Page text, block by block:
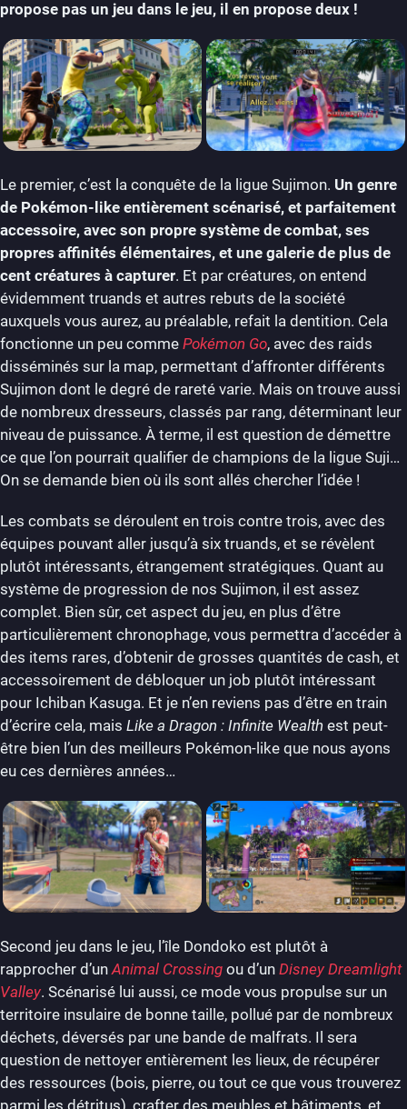
propose pas un jeu dans le jeu, il en propose deux !
Le premier, c’est la conquête de la ligue Sujimon. Un genre
de Pokémon-like entièrement scénarisé, et parfaitement
accessoire, avec son propre système de combat, ses
propres affinités élémentaires, et une galerie de plus de
cent créatures à capturer. Et par créatures, on entend
évidemment truands et autres rebuts de la société
auxquels vous aurez, au préalable, refait la dentition. Cela
fonctionne un peu comme Pokémon Go, avec des raids
disséminés sur la map, permettant d’affronter différents
Sujimon dont le degré de rareté varie. Mais on trouve aussi
de nombreux dresseurs, classés par rang, déterminant leur
niveau de puissance. À terme, il est question de démettre
ce que l’on pourrait qualifier de champions de la ligue Suji…
On se demande bien où ils sont allés chercher l’idée !
Les combats se déroulent en trois contre trois, avec des
équipes pouvant aller jusqu’à six truands, et se révèlent
plutôt intéressants, étrangement stratégiques. Quant au
système de progression de nos Sujimon, il est assez
complet. Bien sûr, cet aspect du jeu, en plus d’être
particulièrement chronophage, vous permettra d’accéder à
des items rares, d’obtenir de grosses quantités de cash, et
accessoirement de débloquer un job plutôt intéressant
pour Ichiban Kasuga. Et je n’en reviens pas d’être en train
d’écrire cela, mais Like a Dragon : Infinite Wealth est peut-
être bien l’un des meilleurs Pokémon-like que nous ayons
eu ces dernières années…
Second jeu dans le jeu, l’île Dondoko est plutôt à
rapprocher d’unAnimal Crossing ou d’un Disney Dreamlight
Valley. Scénarisé lui aussi, ce mode vous propulse sur un
territoire insulaire de bonne taille, pollué par de nombreux
déchets, déversés par une bande de malfrats. Il sera
question de nettoyer entièrement les lieux, de récupérer
des ressources (bois, pierre, ou tout ce que vous trouverez